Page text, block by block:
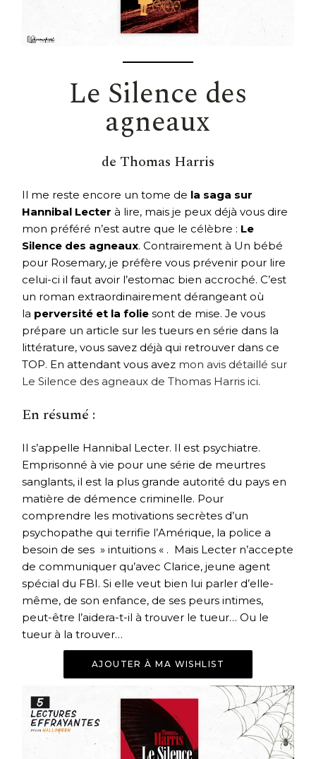
Le Silence des
agneaux
de Thomas Harris
Il me reste encore un tome de la saga sur
Hannibal Lecter à lire, mais je peux déjà vous dire
mon préféré n’est autre que le célèbre : Le
Silence des agneaux. Contrairement à Un bébé
pour Rosemary, je préfère vous prévenir pour lire
celui-ci il faut avoir l’estomac bien accroché. C’est
un roman extraordinairement dérangeant où
la perversité et la folie sont de mise. Je vous
prépare un article sur les tueurs en série dans la
littérature, vous savez déjà qui retrouver dans ce
TOP. En attendant vous avez mon avis détaillé sur
Le Silence des agneaux de Thomas Harris ici.
En résumé :
Il s’appelle Hannibal Lecter. Il est psychiatre.
Emprisonné à vie pour une série de meurtres
sanglants, il est la plus grande autorité du pays en
matière de démence criminelle. Pour
comprendre les motivations secrètes d’un
psychopathe qui terrifie l’Amérique, la police a
besoin de ses » intuitions « . Mais Lecter n’accepte
de communiquer qu’avec Clarice, jeune agent
spécial du FBI. Si elle veut bien lui parler d’elle-
même, de son enfance, de ses peurs intimes,
peut-être l’aidera-t-il à trouver le tueur… Ou le
tueur à la trouver…
AJOUTER À MA WISHLIST